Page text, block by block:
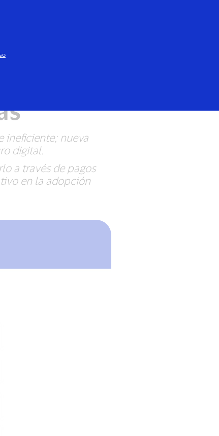
ineficiente; nueva
digital.
a través de pagos
en la adopción